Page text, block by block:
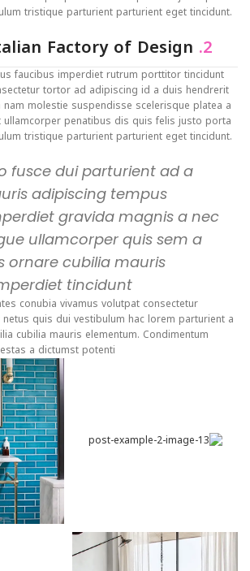
tristique parturient parturient eget tincidunt.
2.
faucibus imperdiet rutrum porttitor tincidunt
tortor ad adipiscing id a duis hendrerit
molestie suspendisse scelerisque platea a
penatibus dis quis felis justo porta
tristique parturient parturient eget tincidunt.
fusce dui parturient ad a
adipiscing tempus
gravida magnis a nec
ullamcorper quis sem a
ornare cubilia mauris
tincidunt.
conubia vivamus volutpat consectetur
quis dui vestibulum hac lorem parturient a
cubilia mauris elementum. Condimentum
a dictumst potenti.